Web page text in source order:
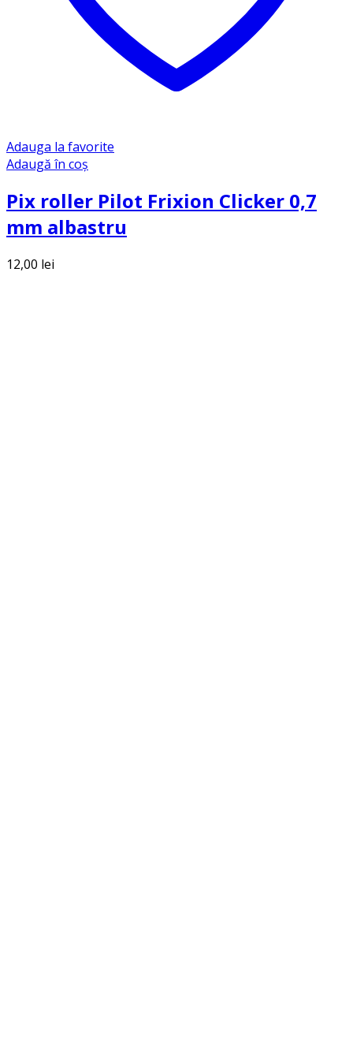
Adauga la favorite
Adaugă în coș
Pix roller Pilot Frixion Clicker 0,7
mm albastru
12,00 lei